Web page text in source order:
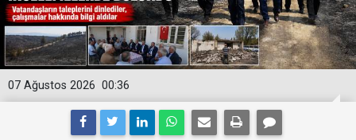
00:36
07 Ağustos 2026